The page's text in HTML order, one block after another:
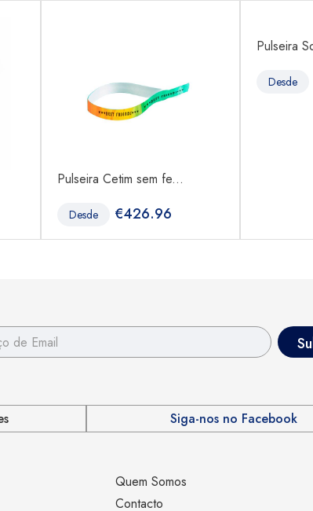
Pulseira Cetim sem fe...
Desde €426.96
Pulseira
Desde
Siga-nos no Facebook
Quem Somos
Contacto